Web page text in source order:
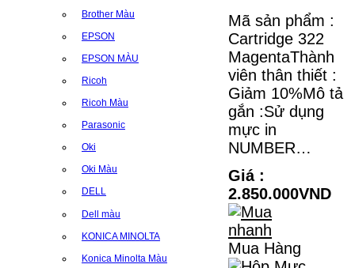
Brother Màu
EPSON
EPSON MÀU
Ricoh
Ricoh Màu
Parasonic
Oki
Oki Màu
DELL
Dell màu
KONICA MINOLTA
Konica Minolta Màu
Mã sản phẩm :
Cartridge 322
MagentaThành
viên thân thiết :
Giảm 10%Mô tả
gắn :Sử dụng
mực in
NUMBER…
Giá :
2.850.000VND
Mua Hàng